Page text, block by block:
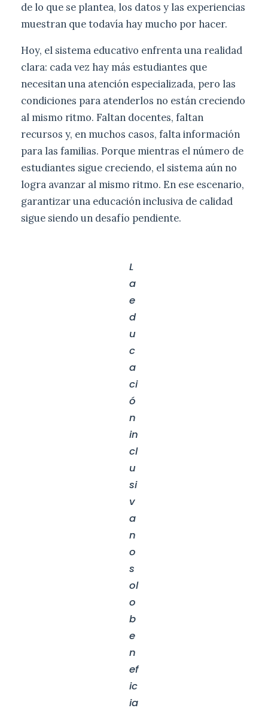
de lo que se plantea, los datos y las experiencias
muestran que todavía hay mucho por hacer.
Hoy, el sistema educativo enfrenta una realidad
clara: cada vez hay más estudiantes que
necesitan una atención especializada, pero las
condiciones para atenderlos no están creciendo
al mismo ritmo. Faltan docentes, faltan
recursos y, en muchos casos, falta información
para las familias. Porque mientras el número de
estudiantes sigue creciendo, el sistema aún no
logra avanzar al mismo ritmo. En ese escenario,
garantizar una educación inclusiva de calidad
sigue siendo un desafío pendiente.
L
a
e
d
u
c
a
ci
ó
n
in
cl
u
si
v
a
n
o
s
ol
o
b
e
n
ef
ic
ia